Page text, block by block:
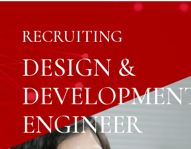
RECRUITING
DESIGN &
ENGINEER